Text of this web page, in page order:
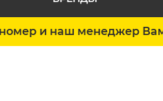
и наш менеджер